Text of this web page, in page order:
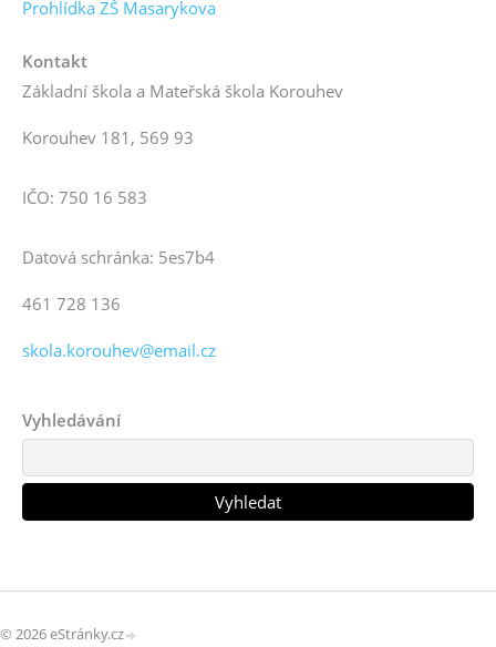
Prohlídka ZŠ Masarykova
Kontakt
Základní škola a Mateřská škola Korouhev
Korouhev 181, 569 93
IČO: 750 16 583
Datová schránka: 5es7b4
461 728 136
skola.korouhev@email.cz
Vyhledávání
© 2026 eStránky.cz